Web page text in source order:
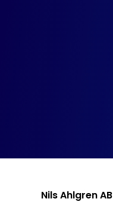
Nils Ahlgren AB